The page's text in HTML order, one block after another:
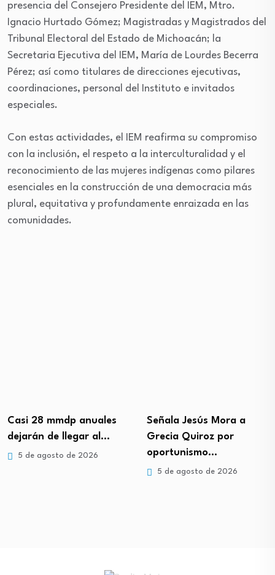
presencia del Consejero Presidente del IEM, Mtro.
Ignacio Hurtado Gómez; Magistradas y Magistrados del
Tribunal Electoral del Estado de Michoacán; la
Secretaria Ejecutiva del IEM, María de Lourdes Becerra
Pérez; así como titulares de direcciones ejecutivas,
coordinaciones, personal del Instituto e invitados
especiales.
Con estas actividades, el IEM reafirma su compromiso
con la inclusión, el respeto a la interculturalidad y el
reconocimiento de las mujeres indígenas como pilares
esenciales en la construcción de una democracia más
plural, equitativa y profundamente enraizada en las
comunidades.
Casi 28 mmdp anuales
dejarán de llegar al…
5 de agosto de 2026
Señala Jesús Mora a
Grecia Quiroz por
oportunismo…
5 de agosto de 2026